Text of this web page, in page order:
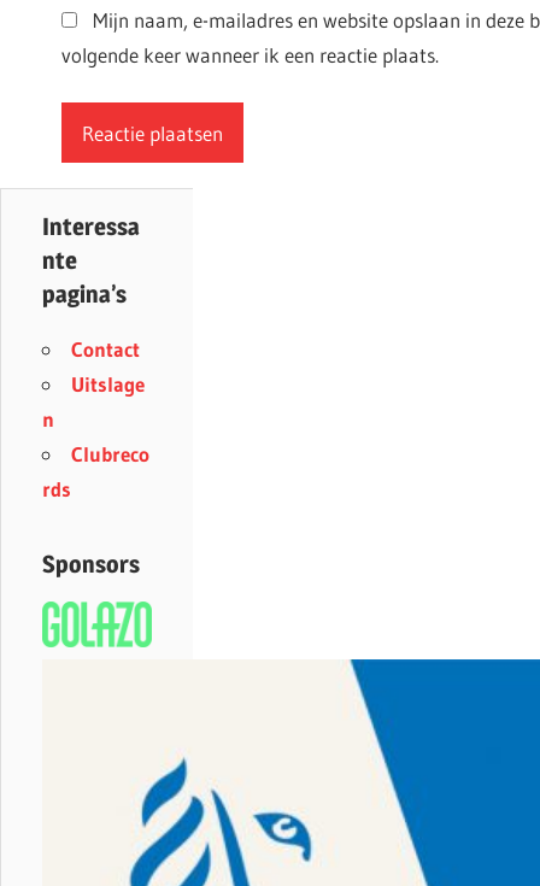
Mijn naam, e-mailadres en website opslaan in deze
volgende keer wanneer ik een reactie plaats.
Interessa
nte
pagina’s
Contact
Uitslage
n
Clubreco
rds
Sponsors